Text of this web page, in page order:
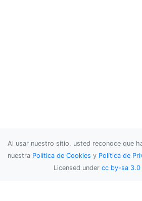
Al usar nuestro sitio, usted reconoce que
nuestra Política de Cookies y Política de
Licensed under cc by-sa 3.0